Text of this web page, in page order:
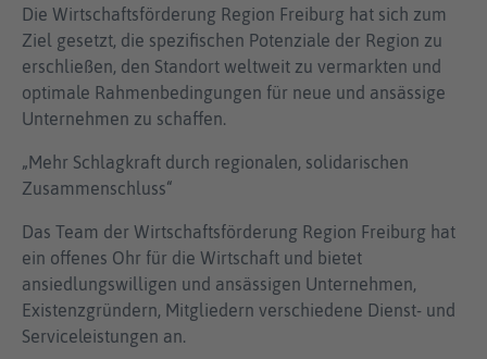
Die Wirtschaftsförderung Region Freiburg hat sich zum
Ziel gesetzt, die spezifischen Potenziale der Region zu
erschließen, den Standort weltweit zu vermarkten und
optimale Rahmenbedingungen für neue und ansässige
Unternehmen zu schaffen.
„Mehr Schlagkraft durch regionalen, solidarischen
Zusammenschluss“
Das Team der Wirtschaftsförderung Region Freiburg hat
ein offenes Ohr für die Wirtschaft und bietet
ansiedlungswilligen und ansässigen Unternehmen,
Existenzgründern, Mitgliedern verschiedene Dienst- und
Serviceleistungen an.